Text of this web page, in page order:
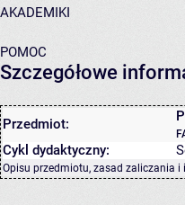
AKADEMIKI
POMOC
Szczegółowe
Przedmiot:
Cykl dydaktyczny:
Opisu przedmiotu, zasad zaliczania